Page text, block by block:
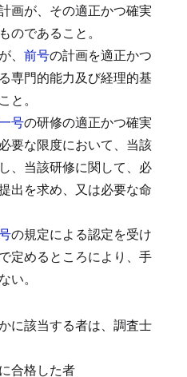
画が、その適正かつ確実
のであること。
前号の計画を適正かつ
専門的能力及び経理的基
と。
号の研修の適正かつ確実
要な限度において、当該
、当該研修に関して、必
出を求め、又は必要な命
の規定による認定を受け
定めるところにより、手
い。
に該当する者は、調査士
合格した者